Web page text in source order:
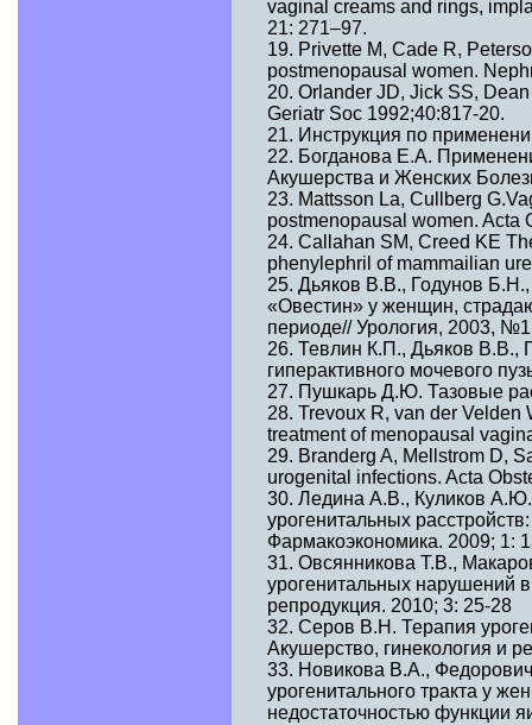
vaginal creams and rings,
21: 271–97.
19. Privette M, Cade R,
postmenopausal women.
20. Orlander JD, Jick SS,
Geriatr Soc 1992;40:817-20.
21. Инструкция по
22. Богданова Е.А.
Акушерства и Женских
23. Mattsson La, Cullberg
postmenopausal women. Acta
24. Callahan SM, Creed KE
phenylephril of mammailian
25. Дьяков В.В., Годунов
«Овестин» у женщин,
периоде// Урология, 2003,
26. Тевлин К.П., Дьяков В.В.,
гиперактивного мочевого
27. Пушкарь Д.Ю. Тазовые
28. Trevoux R, van der
treatment of menopausal
29. Branderg A, Mellstrom D,
urogenital infections. Acta
30. Ледина А.В., Куликов А.Ю.
урогенитальных
Фармакоэкономика. 2009; 1:
31. Овсянникова Т.В.,
урогенитальных нарушений
репродукция. 2010; 3: 25-28
32. Серов В.Н. Терапия
Акушерство, гинекология и
33. Новикова В.А.,
урогенитального тракта у
недостаточностью функции